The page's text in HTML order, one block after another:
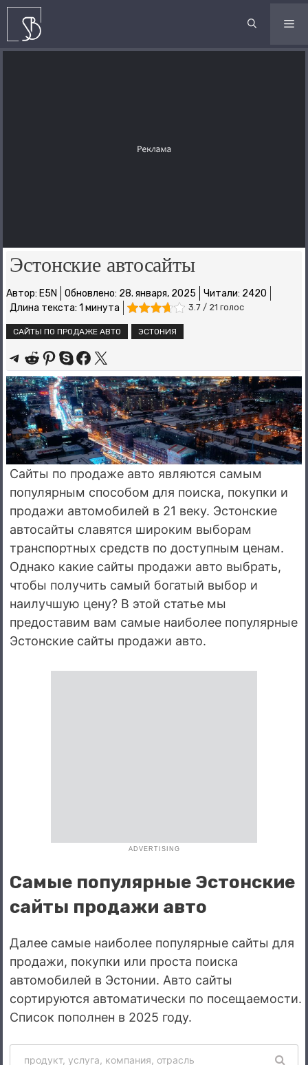
Перейти
содержимому
Эстонские автосайты
Автор: E5N Обновлено: 28. января, 2025
Читали: 2420
Длина текста: 1 минутa
3.7 / 21 голос
САЙТЫ ПО ПРОДАЖЕ АВТО ЭСТОНИЯ
Share on Telegram
Share on Reddit
Share on Pinterest
Share on SkypeShare on Facebook
Share on X
Сайты по продаже авто являются самым
популярным способом для поиска, покупки и
продажи автомобилей в 21 веку. Эстонские
автосайты славятся широким выборам
транспортных средств по доступным ценам.
Однако какие сайты продажи авто выбрать,
чтобы получить самый богатый выбор и
наилучшую цену? В этой статье мы
предоставим вам самые наиболее популярные
Эстонские сайты продажи авто.
ADVERTISING
Самые популярные Эстонские
сайты продажи авто
Далее самые наиболее популярные сайты для
продажи, покупки или проста поиска
автомобилей в Эстонии. Авто сайты
сортируются автоматически по посещаемости.
Список пополнен в 2025 году.